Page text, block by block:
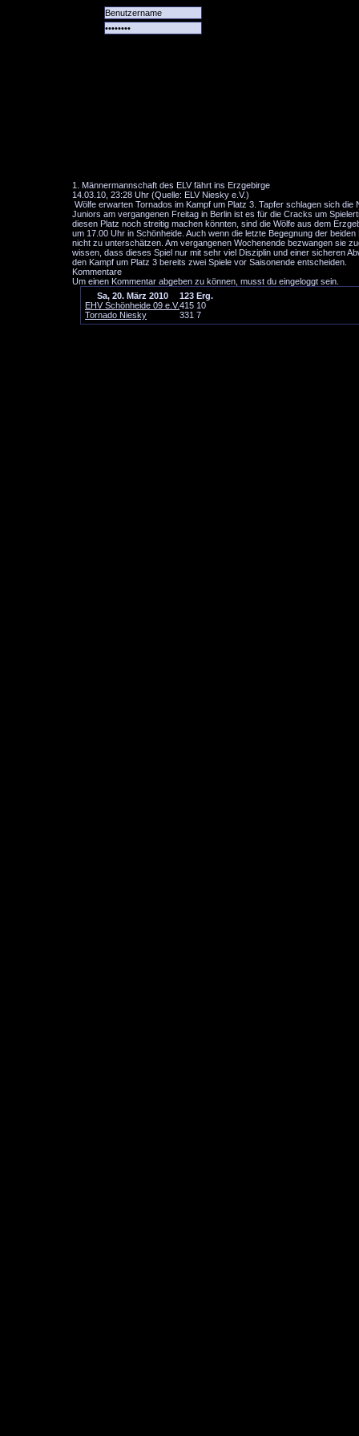
1. Männermannschaft des ELV fährt ins Erzgebirge
14.03.10, 23:28 Uhr (Quelle: ELV Niesky e.V.)
Wölfe erwarten Tornados im Kampf um Platz 3. Tapfer schlagen sich
Juniors am vergangenen Freitag in Berlin ist es für die Cracks um
diesen Platz noch streitig machen könnten, sind die Wölfe aus dem
um 17.00 Uhr in Schönheide. Auch wenn die letzte Begegnung der
nicht zu unterschätzen. Am vergangenen Wochenende bezwangen sie
wissen, dass dieses Spiel nur mit sehr viel Disziplin und einer sicheren
den Kampf um Platz 3 bereits zwei Spiele vor Saisonende entscheiden.
Kommentare
Um einen Kommentar abgeben zu können, musst du eingeloggt sein.
Sa, 20. März 2010
123 Erg.
EHV Schönheide 09 e.V.415 10
Tornado Niesky
331 7